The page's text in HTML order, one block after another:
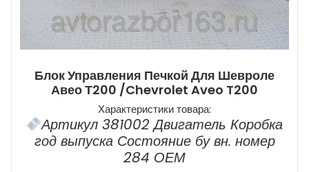
Блок Управления Печкой Для Шевроле
Авео Т200 /Chevrolet Aveo T200
Характеристики товара:
Артикул 381002 Двигатель Коробка
год выпуска Состояние бу вн. номер
284 ОЕМ